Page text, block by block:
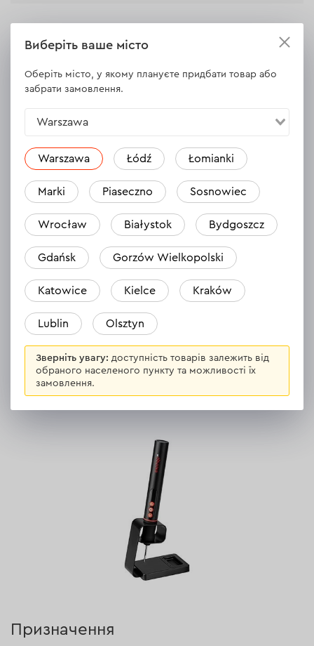
ВСІ ХАРАКТЕРИСТИКИ
Залишити відгук
Відгуки 1
16.07.2025
Przecudowna lutownica! Świetny design, dbałość o szczegóły,
a jak lutuje! Do pełni szczęścia brakuje mi tylko etui
Опис Акумуляторний паяльник Dnipro-M СSI-36
Призначення
Виберіть ваше місто
Оберіть місто, у якому плануєте придбати товар або
забрати замовлення.
Warszawa
Warszawa Łódź Łomianki
Marki Piaseczno Sosnowiec
Wrocław Białystok Bydgoszcz
Gdańsk Gorzów Wielkopolski
Katowice Kielce Kraków
Lublin Olsztyn
Зверніть увагу: доступність товарів залежить від
обраного населеного пункту та можливості їх
замовлення.